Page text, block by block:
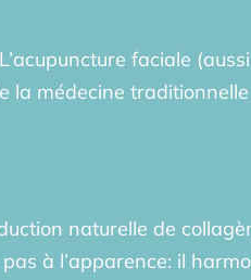
faciale
la médecine
naturelle de
à l’apparence: il